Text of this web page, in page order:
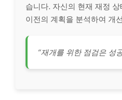
습니다. 자신의 현재 재정
이전의 계획을 분석하여 개
“재개를 위한 점검은 성